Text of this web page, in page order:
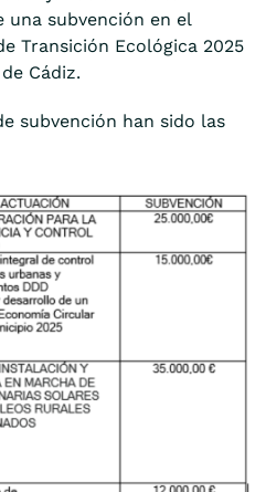
subvención en el
Transición Ecológica 2025
Cádiz.
subvención han sido las